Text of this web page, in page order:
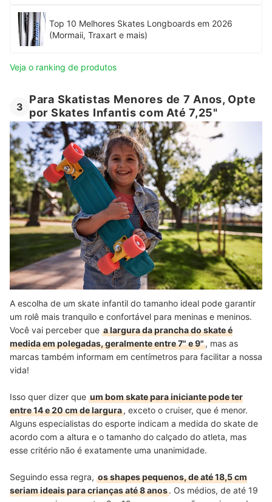
Top 10 Melhores Skates Longboards em 2026
(Mormaii, Traxart e mais)
Veja o ranking de produtos
3
Para Skatistas Menores de 7 Anos, Opte
por Skates Infantis com Até 7,25"
A escolha de um skate infantil do tamanho ideal pode garantir
um rolê mais tranquilo e confortável para meninas e meninos.
Você vai perceber que a largura da prancha do skate é
medida em polegadas, geralmente entre 7" e 9", mas as
marcas também informam em centímetros para facilitar a nossa
vida!
Isso quer dizer que um bom skate para iniciante pode ter
entre 14 e 20 cm de largura, exceto o cruiser, que é menor.
Alguns especialistas do esporte indicam a medida do skate de
acordo com a altura e o tamanho do calçado do atleta, mas
esse critério não é exatamente uma unanimidade.
Seguindo essa regra, os shapes pequenos, de até 18,5 cm
seriam ideais para crianças até 8 anos. Os médios, de até 19